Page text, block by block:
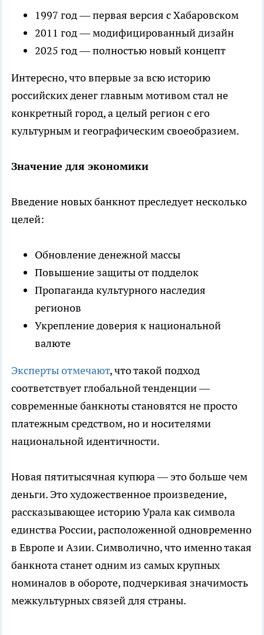
1997 год — первая версия с Хабаровском
2011 год — модифицированный дизайн
2025 год — полностью новый концепт
Интересно, что впервые за всю историю
российских денег главным мотивом стал не
конкретный город, а целый регион с его
культурным и географическим своеобразием.
Значение для экономики
Введение новых банкнот преследует несколько
целей:
Обновление денежной массы
Повышение защиты от подделок
Пропаганда культурного наследия
регионов
Укрепление доверия к национальной
валюте
Эксперты отмечают, что такой подход
соответствует глобальной тенденции —
современные банкноты становятся не просто
платежным средством, но и носителями
национальной идентичности.
Новая пятитысячная купюра — это больше чем
деньги. Это художественное произведение,
рассказывающее историю Урала как символа
единства России, расположенной одновременно
в Европе и Азии. Символично, что именно такая
банкнота станет одним из самых крупных
номиналов в обороте, подчеркивая значимость
межкультурных связей для страны.